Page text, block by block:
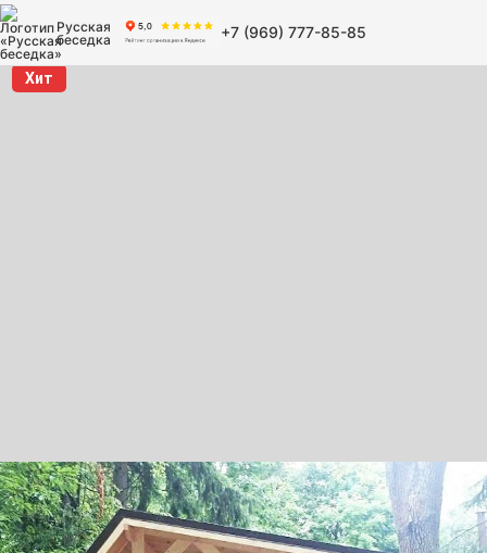
Русская
беседка
+7 (969) 777-85-85
Хит